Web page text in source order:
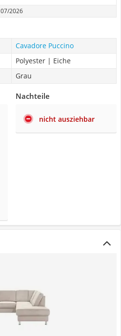
07/2026
Cavadore Puccino
Polyester | Eiche
Grau
Nachteile
nicht ausziehbar